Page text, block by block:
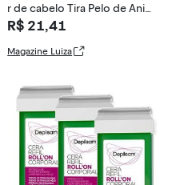
r de cabelo Tira Pelo de Anima
is Com 30 Fol
R$ 21,41
Magazine Luiza